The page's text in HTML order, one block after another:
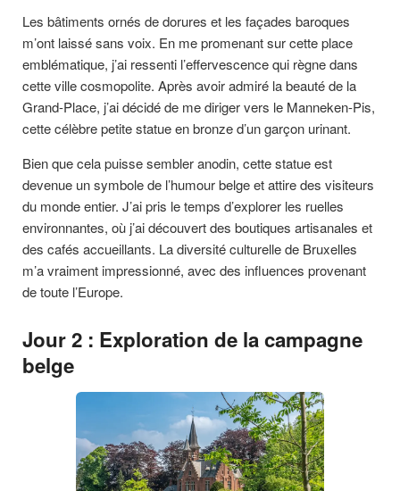
Les bâtiments ornés de dorures et les façades baroques
m’ont laissé sans voix. En me promenant sur cette place
emblématique, j’ai ressenti l’effervescence qui règne dans
cette ville cosmopolite. Après avoir admiré la beauté de la
Grand-Place, j’ai décidé de me diriger vers le Manneken-Pis,
cette célèbre petite statue en bronze d’un garçon urinant.
Bien que cela puisse sembler anodin, cette statue est
devenue un symbole de l’humour belge et attire des visiteurs
du monde entier. J’ai pris le temps d’explorer les ruelles
environnantes, où j’ai découvert des boutiques artisanales et
des cafés accueillants. La diversité culturelle de Bruxelles
m’a vraiment impressionné, avec des influences provenant
de toute l’Europe.
Jour 2 : Exploration de la campagne
belge